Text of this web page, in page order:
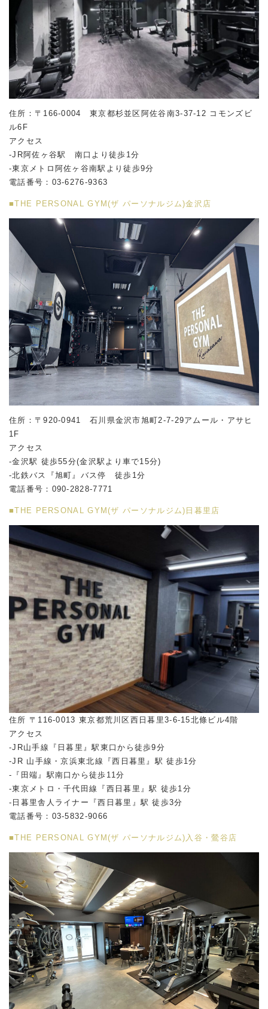
住所：〒166-0004 東京都杉並区阿佐谷南3-37-12 コモンズビ
ル6F
アクセス
-JR阿佐ヶ谷駅 南口より徒歩1分
-東京メトロ阿佐ヶ谷南駅より徒歩9分
電話番号：03-6276-9363
■THE PERSONAL GYM(ザ パーソナルジム)金沢店
住所：〒920-0941 石川県金沢市旭町2-7-29アムール・アサヒ
1F
アクセス
-金沢駅 徒歩55分(金沢駅より車で15分)
-北鉄バス『旭町』バス停 徒歩1分
電話番号：090-2828-7771
■THE PERSONAL GYM(ザ パーソナルジム)日暮里店
住所 〒116-0013 東京都荒川区西日暮里3-6-15北條ビル4階
アクセス
-JR山手線『日暮里』駅東口から徒歩9分
-JR 山手線・京浜東北線『西日暮里』駅 徒歩1分
-『田端』駅南口から徒歩11分
-東京メトロ・千代田線『西日暮里』駅 徒歩1分
-日暮里舎人ライナー『西日暮里』駅 徒歩3分
電話番号：03-5832-9066
■THE PERSONAL GYM(ザ パーソナルジム)入谷・鶯谷店